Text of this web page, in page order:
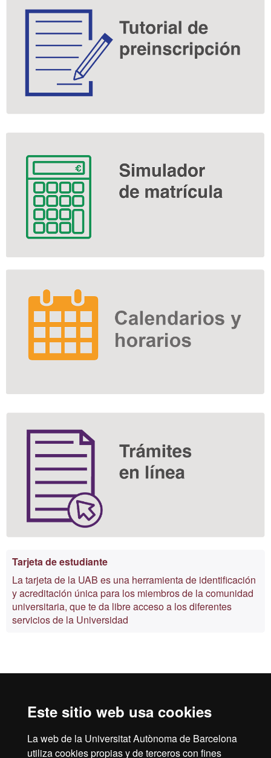
Este sitio web usa cookies
La web de la Universitat Autònoma de Barcelona
utiliza cookies propias y de terceros con fines
Tarjeta de estudiante
La tarjeta de la UAB es una herramienta de identificación
y acreditación única para los miembros de la comunidad
universitaria, que te da libre acceso a los diferentes
servicios de la Universidad
HR